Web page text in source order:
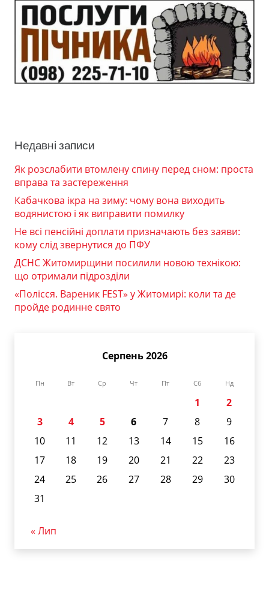
Недавні записи
Як розслабити втомлену спину перед сном: проста
вправа та застереження
Кабачкова ікра на зиму: чому вона виходить
водянистою і як виправити помилку
Не всі пенсійні доплати призначають без заяви:
кому слід звернутися до ПФУ
ДСНС Житомирщини посилили новою технікою:
що отримали підрозділи
«Полісся. Вареник FEST» у Житомирі: коли та де
пройде родинне свято
Серпень 2026
Пн Вт Ср Чт Пт Сб Нд
1
2
3
4 5 6 7 8
9
10
11 12 13 14 15
16
17
18 19 20 21 22
23
24
25 26 27 28 29
30
31
« Лип